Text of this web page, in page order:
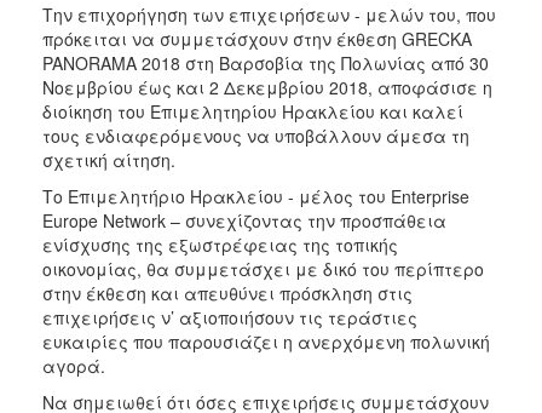
ΔΗΜΟΣ
ΠΟΛΙΤΙΣΜΟΣ
ΑΝΘΕΚΤΙΚΗ
Την επιχορήγηση των επιχειρήσεων - μελών του, που
πρόκειται να συμμετάσχουν στην έκθεση GRECKA
PANORAMA 2018 στη Βαρσοβία της Πολωνίας από 30
Νοεμβρίου έως και 2 Δεκεμβρίου 2018, αποφάσισε η
διοίκηση του Επιμελητηρίου Ηρακλείου και καλεί
τους ενδιαφερόμενους να υποβάλλουν άμεσα τη
σχετική αίτηση.
Το Επιμελητήριο Ηρακλείου - μέλος του Enterprise
Europe Network – συνεχίζοντας την προσπάθεια
ενίσχυσης της εξωστρέφειας της τοπικής
οικονομίας, θα συμμετάσχει με δικό του περίπτερο
στην έκθεση και απευθύνει πρόσκληση στις
επιχειρήσεις ν’ αξιοποιήσουν τις τεράστιες
ευκαιρίες που παρουσιάζει η ανερχόμενη πολωνική
αγορά.
Να σημειωθεί ότι όσες επιχειρήσεις συμμετάσχουν